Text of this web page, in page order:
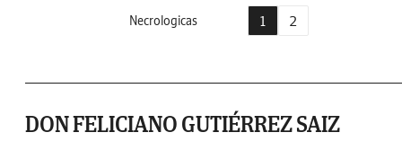
Necrologicas 1 2
DON FELICIANO GUTIÉRREZ SAIZ